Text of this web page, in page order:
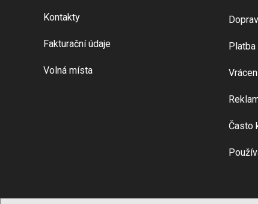
Kontakty
Fakturační údaje
Volná místa
Platba
Často